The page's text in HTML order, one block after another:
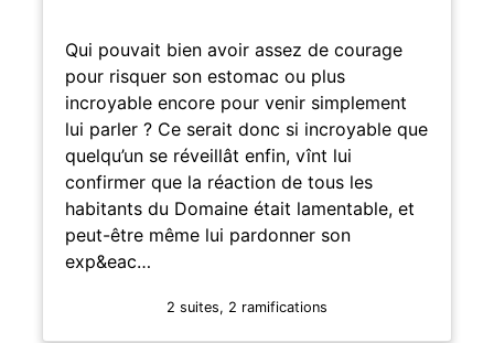
Qui pouvait bien avoir assez de courage
pour risquer son estomac ou plus
incroyable encore pour venir simplement
lui parler ? Ce serait donc si incroyable que
quelqu’un se réveillât enfin, vînt lui
confirmer que la réaction de tous les
habitants du Domaine était lamentable, et
peut-être même lui pardonner son
exp&eac…
2 suites, 2 ramifications